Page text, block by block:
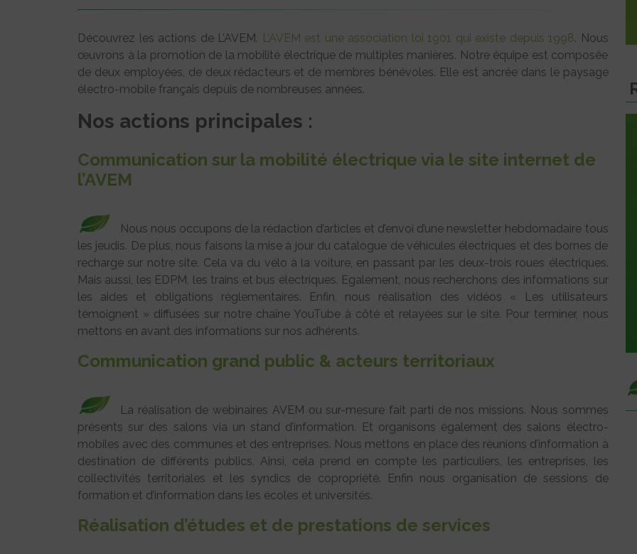
Découvrez les actions de L’AVEM. L’AVEM est une association loi 1901 qui existe depuis 1998. Nous
œuvrons à la promotion de la mobilité électrique de multiples manières. Notre équipe est composée
de deux employées, de deux rédacteurs et de membres bénévoles. Elle est ancrée dans le paysage
électro-mobile français depuis de nombreuses années.
Nos actions principales :
Communication sur la mobilité électrique via le site internet de
l’AVEM
Nous nous occupons de la rédaction d’articles et d’envoi d’une newsletter hebdomadaire tous
les jeudis. De plus, nous faisons la mise à jour du catalogue de véhicules électriques et des bornes de
recharge sur notre site. Cela va du vélo à la voiture, en passant par les deux-trois roues électriques.
Mais aussi, les EDPM, les trains et bus électriques. Egalement, nous recherchons des informations sur
les aides et obligations règlementaires. Enfin, nous réalisation des vidéos « Les utilisateurs
témoignent » diffusées sur notre chaîne YouTube à côté et relayées sur le site. Pour terminer, nous
mettons en avant des informations sur nos adhérents.
Communication grand public & acteurs territoriaux
La réalisation de webinaires AVEM ou sur-mesure fait parti de nos missions. Nous sommes
présents sur des salons via un stand d’information. Et organisons également des salons électro-
mobiles avec des communes et des entreprises. Nous mettons en place des réunions d’information à
destination de différents publics. Ainsi, cela prend en compte les particuliers, les entreprises, les
collectivités territoriales et les syndics de copropriété. Enfin nous organisation de sessions de
formation et d’information dans les écoles et universités.
Réalisation d’études et de prestations de services